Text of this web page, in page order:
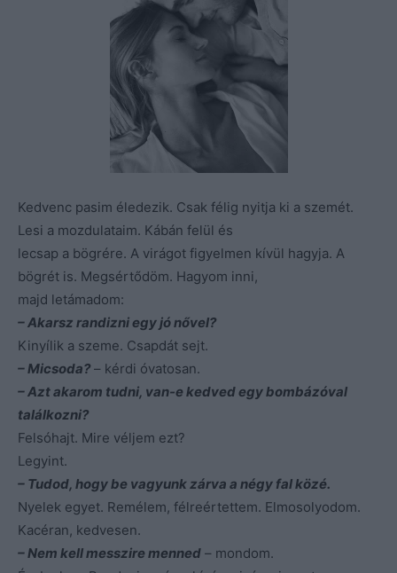
Kedvenc pasim éledezik. Csak félig nyitja ki a szemét.
Lesi a mozdulataim. Kábán felül és
lecsap a bögrére. A virágot figyelmen kívül hagyja. A
bögrét is. Megsértődöm. Hagyom inni,
majd letámadom:
– Akarsz randizni egy jó nővel?
Kinyílik a szeme. Csapdát sejt.
– Micsoda? – kérdi óvatosan.
– Azt akarom tudni, van-e kedved egy bombázóval
találkozni?
Felsóhajt. Mire véljem ezt?
Legyint.
– Tudod, hogy be vagyunk zárva a négy fal közé.
Nyelek egyet. Remélem, félreértettem. Elmosolyodom.
Kacéran, kedvesen.
– Nem kell messzire menned – mondom.